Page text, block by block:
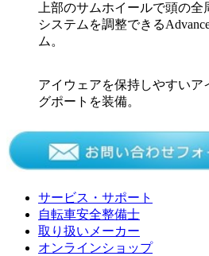
上部のサムホイールで頭の全
システムを調整できる
ム。
アイウェアを保持しやすいア
グポートを装備。
サービス・サポート
自転車安全整備士
取り扱いメーカー
オンラインショップ